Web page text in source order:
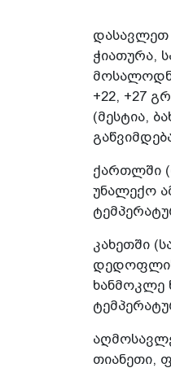
დასავლეთ
ჭიათურა,
+22, +27
(მესტია,
ქართლში
უნალექო
კახეთში
ხანმოკლე
თიანეთი,